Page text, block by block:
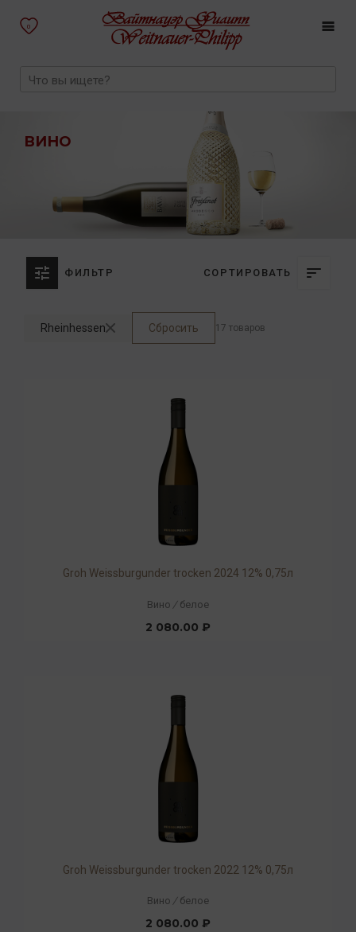
0
ВИНО
ФИЛЬТР СОРТИРОВАТЬ
Rheinhessen Сбросить 17 товаров
Groh Weissburgunder trocken 2024 12% 0,75л
Вино / белое
2 080.00 ₽
Groh Weissburgunder trocken 2022 12% 0,75л
Вино / белое
2 080.00 ₽